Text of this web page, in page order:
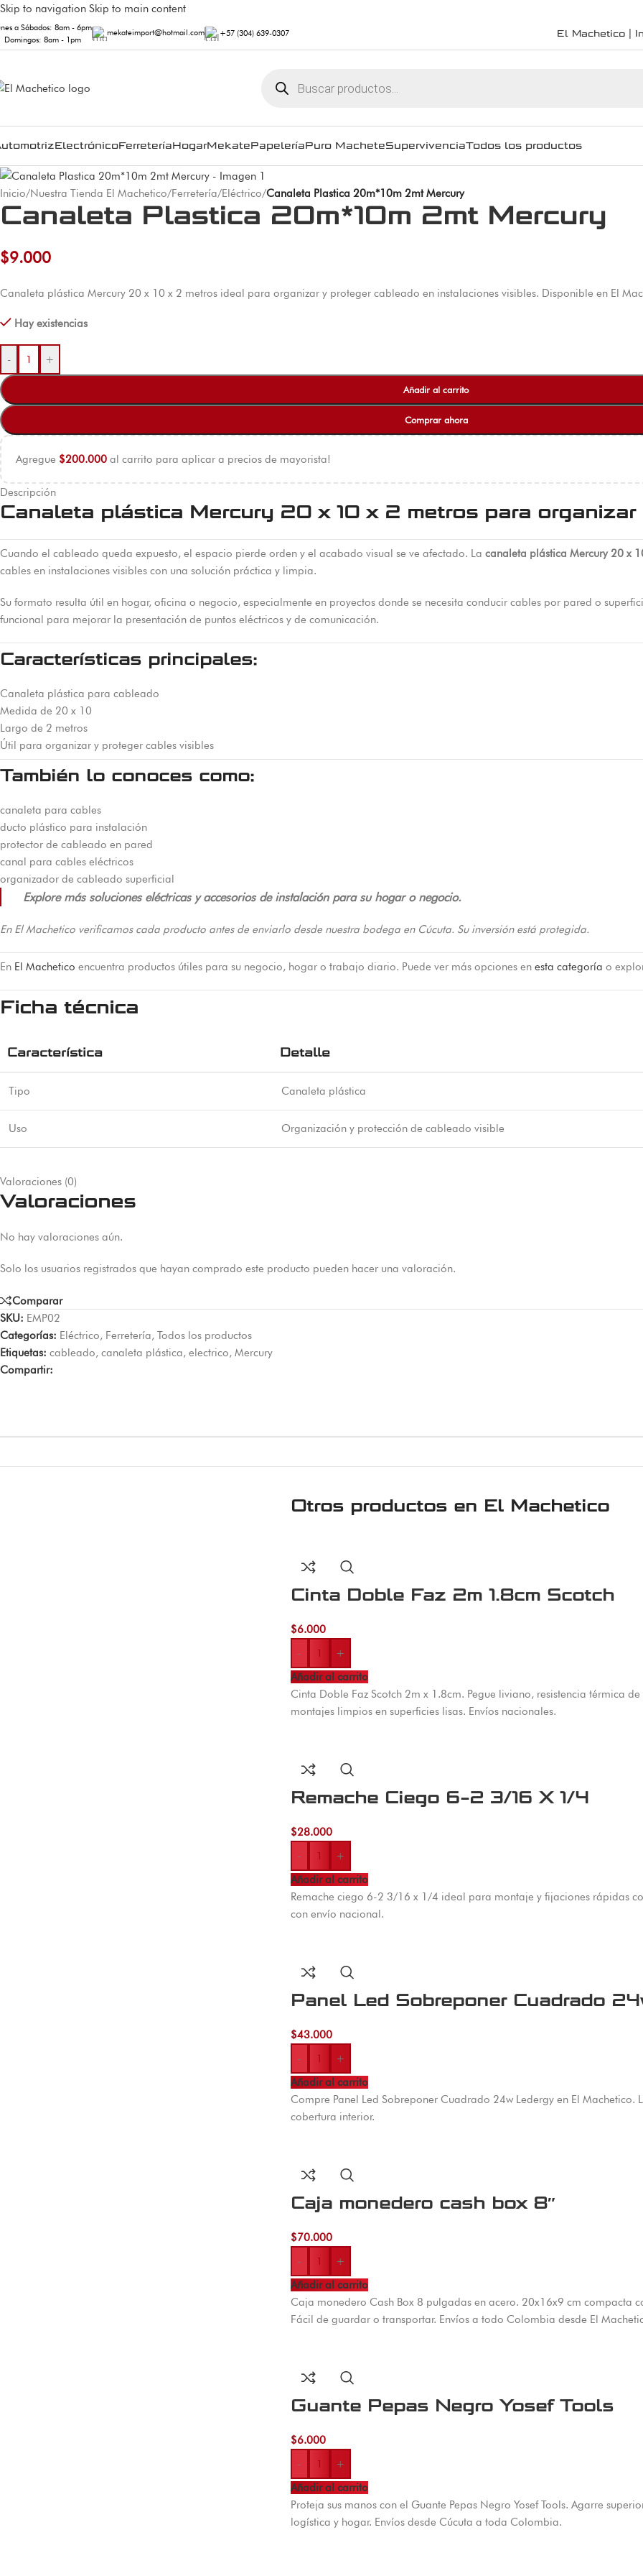
Skip to navigation Skip to main content
a Sábados: 8am - 6pm
Domingos: 8am - 1pm
mekateimport@hotmail.com +57 (304) 639-0307 El Machetico |
ElectrónicoFerreteríaHogarMekatePapeleríaPuro MacheteSupervivenciaTodos los productos
Inicio/Nuestra Tienda El Machetico/Ferretería/Eléctrico/Canaleta Plastica 20m*10m 2mt Mercury
Canaleta Plastica 20m*10m 2mt Mercury
$9.000
Canaleta plástica Mercury 20 x 10 x 2 metros ideal para organizar y proteger cableado en instalaciones visibles. Disponible en El
Hay existencias
- +
Añadir al carrito
Comprar ahora
Agregue $200.000 al carrito para aplicar a precios de mayorista!
Descripción
Canaleta plástica Mercury 20 x 10 x 2 metros para organizar
Cuando el cableado queda expuesto, el espacio pierde orden y el acabado visual se ve afectado. La canaleta plástica Mercury 20 x
cables en instalaciones visibles con una solución práctica y limpia.
Su formato resulta útil en hogar, oficina o negocio, especialmente en proyectos donde se necesita conducir cables por pared o
funcional para mejorar la presentación de puntos eléctricos y de comunicación.
Características principales:
Canaleta plástica para cableado
Medida de 20 x 10
Largo de 2 metros
Útil para organizar y proteger cables visibles
También lo conoces como:
canaleta para cables
ducto plástico para instalación
protector de cableado en pared
canal para cables eléctricos
organizador de cableado superficial
Explore más soluciones eléctricas y accesorios de instalación para su hogar o negocio.
En El Machetico verificamos cada producto antes de enviarlo desde nuestra bodega en Cúcuta. Su inversión está protegida.
En El Machetico encuentra productos útiles para su negocio, hogar o trabajo diario. Puede ver más opciones en esta categoría o
Ficha técnica
Característica Detalle
Tipo Canaleta plástica
Uso Organización y protección de cableado visible
Valoraciones (0)
Valoraciones
No hay valoraciones aún.
Solo los usuarios registrados que hayan comprado este producto pueden hacer una valoración.
Comparar
SKU: EMP02
Categorías: Eléctrico, Ferretería, Todos los productos
Etiquetas: cableado, canaleta plástica, electrico, Mercury
Compartir:
Otros productos en El Machetico
Cinta Doble Faz 2m 1.8cm Scotch
$6.000
-
+
Añadir al carrito
Cinta Doble Faz Scotch 2m x 1.8cm. Pegue liviano, resistencia térmica
montajes limpios en superficies lisas. Envíos nacionales.
Remache Ciego 6-2 3/16 X 1/4
$28.000
-
+
Añadir al carrito
Remache ciego 6-2 3/16 x 1/4 ideal para montaje y fijaciones rápidas
con envío nacional.
Panel Led Sobreponer Cuadrado
$43.000
-
+
Añadir al carrito
Compre Panel Led Sobreponer Cuadrado 24w Ledergy en El
cobertura interior.
Caja monedero cash box 8″
$70.000
-
+
Añadir al carrito
Caja monedero Cash Box 8 pulgadas en acero. 20x16x9 cm compacta
Fácil de guardar o transportar. Envíos a todo Colombia desde El
Guante Pepas Negro Yosef Tools
$6.000
-
+
Añadir al carrito
Proteja sus manos con el Guante Pepas Negro Yosef Tools. Agarre
logística y hogar. Envíos desde Cúcuta a toda Colombia.